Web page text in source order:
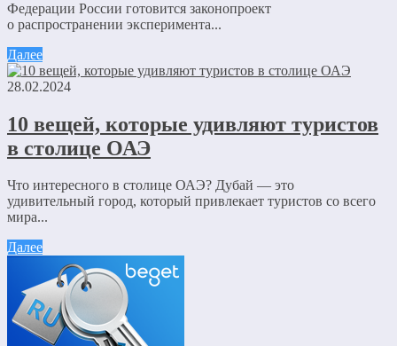
Федерации России готовится законопроект
о распространении эксперимента...
Далее
28.02.2024
10 вещей, которые удивляют туристов
в столице ОАЭ
Что интересного в столице ОАЭ? Дубай — это
удивительный город, который привлекает туристов со всего
мира...
Далее